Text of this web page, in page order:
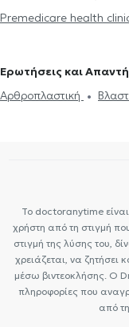
Ορθοπαιδικοί και
Ορθοπαιδικοί και
Ορθοπαιδικοί και
Premedicare health
Ερωτήσεις και
Αρθροπλαστική
Το doctoranytime
χρήστη από τη στιγμή
στιγμή της λύσης του,
χρειάζεται, να
μέσω βιντεοκλήσης. Ο
πληροφορίες που
από